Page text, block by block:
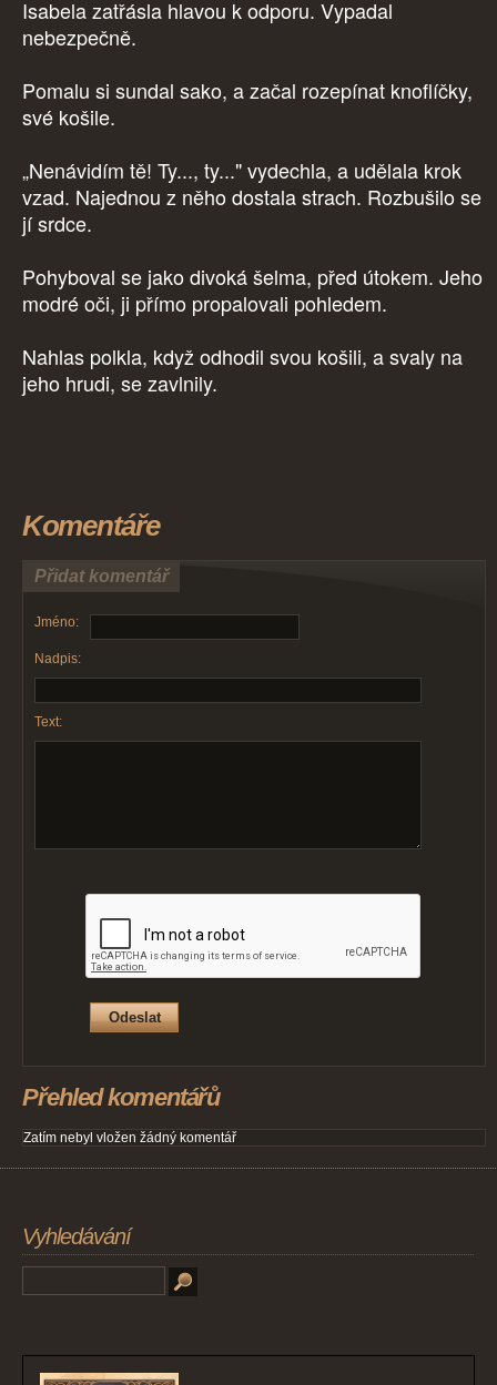
Isabela zatřásla hlavou k odporu. Vypadal
nebezpečně.
Pomalu si sundal sako, a začal rozepínat knoflíčky,
své košile.
„Nenávidím tě! Ty..., ty..." vydechla, a udělala krok
vzad. Najednou z něho dostala strach. Rozbušilo se
jí srdce.
Pohyboval se jako divoká šelma, před útokem. Jeho
modré oči, ji přímo propalovali pohledem.
Nahlas polkla, když odhodil svou košili, a svaly na
jeho hrudi, se zavlnily.
Komentáře
Přidat komentář
Jméno:
Nadpis:
Text:
Přehled komentářů
Zatím nebyl vložen žádný komentář
Vyhledávání